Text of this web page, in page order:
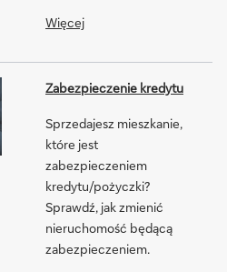
Więcej
Zabezpieczenie kredytu
Sprzedajesz mieszkanie,
które jest
zabezpieczeniem
kredytu/pożyczki?
Sprawdź, jak zmienić
nieruchomość będącą
zabezpieczeniem.